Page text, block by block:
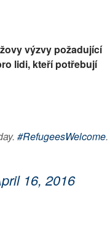
výzvy požadující
lidi, kteří potřebují
#RefugeesWelcome.
16, 2016